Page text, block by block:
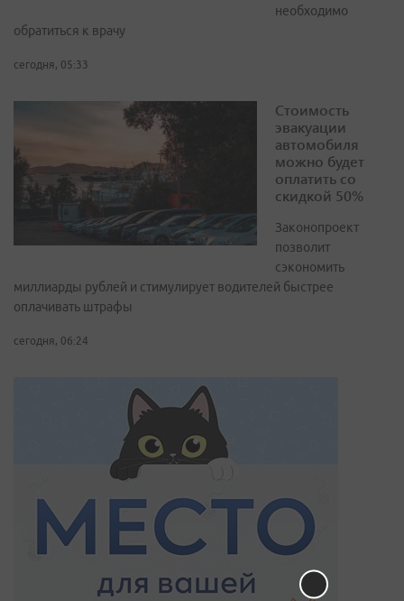
необходимо
обратиться к врачу
сегодня, 05:33
Стоимость
эвакуации
автомобиля
можно будет
оплатить со
скидкой 50%
Законопроект
позволит
сэкономить
миллиарды рублей и стимулирует водителей быстрее
оплачивать штрафы
сегодня, 06:24